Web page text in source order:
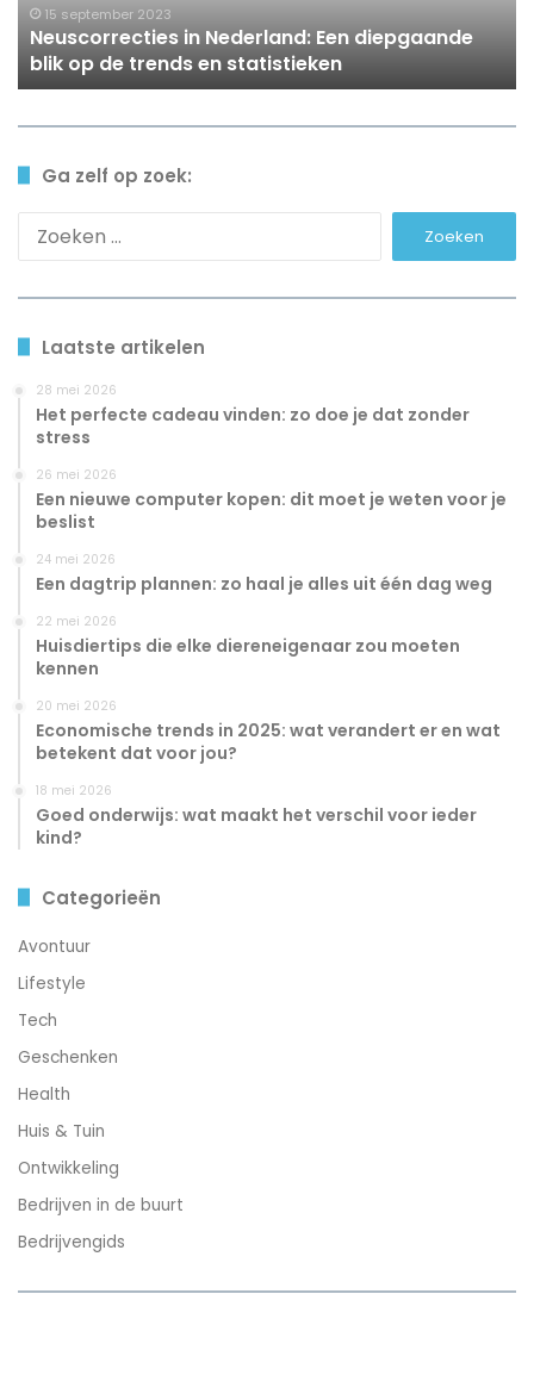
de
trends
en
statistieken
15 september 2023
Neuscorrecties in Nederland: Een diepgaande
blik op de trends en statistieken
Ga zelf op zoek:
Laatste artikelen
28 mei 2026
Het perfecte cadeau vinden: zo doe je dat zonder
stress
26 mei 2026
Een nieuwe computer kopen: dit moet je weten voor je
beslist
24 mei 2026
Een dagtrip plannen: zo haal je alles uit één dag weg
22 mei 2026
Huisdiertips die elke diereneigenaar zou moeten
kennen
20 mei 2026
Economische trends in 2025: wat verandert er en wat
betekent dat voor jou?
18 mei 2026
Goed onderwijs: wat maakt het verschil voor ieder
kind?
Categorieën
Avontuur
Lifestyle
Tech
Geschenken
Health
Huis & Tuin
Ontwikkeling
Bedrijven in de buurt
Bedrijvengids